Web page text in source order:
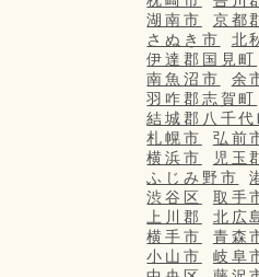
湖南市
京都
さぬき市
北
伊達郡国見町
南魚沼市
余
羽咋郡志賀町
結城郡八千代
札幌市
弘前
横浜市
児玉
ふじみ野市
渋谷区
取手
上川郡
北広
横手市
青森
小山市
岐阜